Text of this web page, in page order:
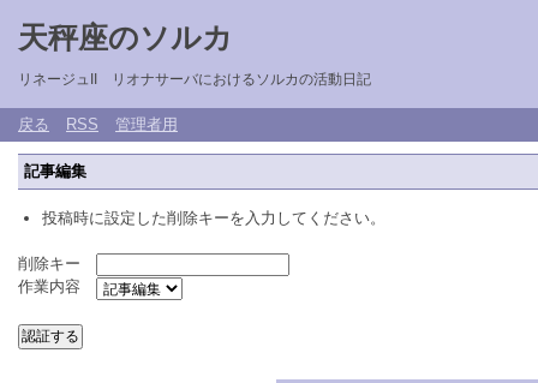
天秤座のソルカ
リネージュII リオナサーバにおけるソルカの活動日記
戻る RSS 管理者用
記事編集
投稿時に設定した削除キーを入力してください。
削除キー
作業内容